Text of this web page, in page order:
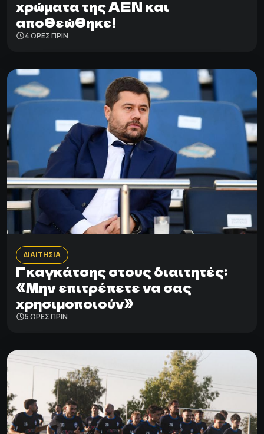
χρώματα της ΑΕΝ και
αποθεώθηκε!
4 ΩΡΕΣ ΠΡΙΝ
ΔΙΑΙΤΗΣΙΑ
Γκαγκάτσης στους διαιτητές:
«Μην επιτρέπετε να σας
χρησιμοποιούν»
5 ΩΡΕΣ ΠΡΙΝ